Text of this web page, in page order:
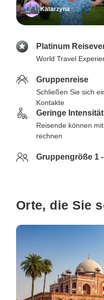
Katarzyna
Platinum
World Travel
Gruppenreise
Schließen Sie sich
Kontakte
Geringe Intensität
Reisende können
rechnen
Gruppengröße 1
Orte, die Sie